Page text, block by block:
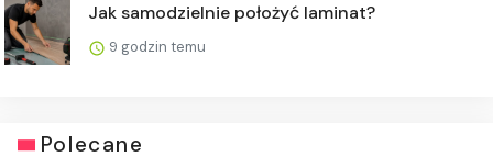
Jak samodzielnie położyć laminat?
9 godzin temu
Polecane